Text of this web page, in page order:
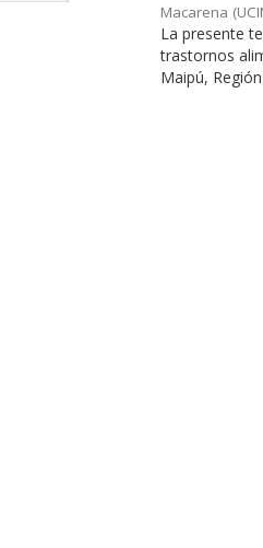
Macarena (
La presente
trastornos
Maipú,